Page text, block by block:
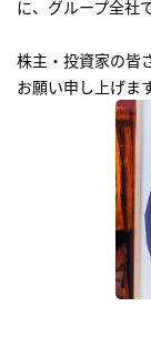
オンラインストア
に、グループ全社
株主・投資家の皆
お願い申し上げます